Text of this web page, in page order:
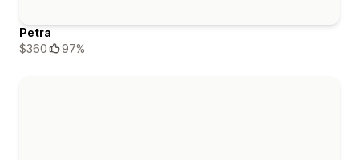
Petra
$360
97%